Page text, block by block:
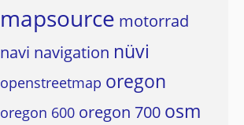
mapsource motorrad
navi navigation nüvi
openstreetmap oregon
oregon 600 oregon 700 osm